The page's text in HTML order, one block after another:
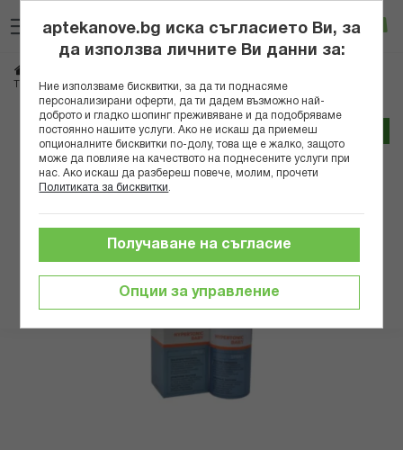
към
съдържанието
Вход
ТОНИМЕР ХИПЕРТОНИК БЕЙБИ СПРЕЙ 100 МЛ
Трайно ниска цена онлайн
Преминете
края
aptekanove.bg иска съгласието Ви, за
да използва личните Ви данни за:
Ние използваме бисквитки, за да ти поднасяме
персонализирани оферти, да ти дадем възможно най-
доброто и гладко шопинг преживяване и да подобряваме
постоянно нашите услуги. Ако не искаш да приемеш
опционалните бисквитки по-долу, това ще е жалко, защото
може да повлияе на качеството на поднесените услуги при
нас. Ако искаш да разбереш повече, молим, прочети
Политиката за бисквитки
Опции за управление
Получаване на съгласие